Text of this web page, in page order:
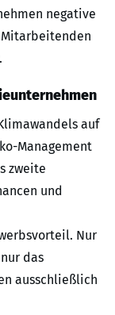
negative
auf
Management
zweite
und
Nur
das
ausschließlich